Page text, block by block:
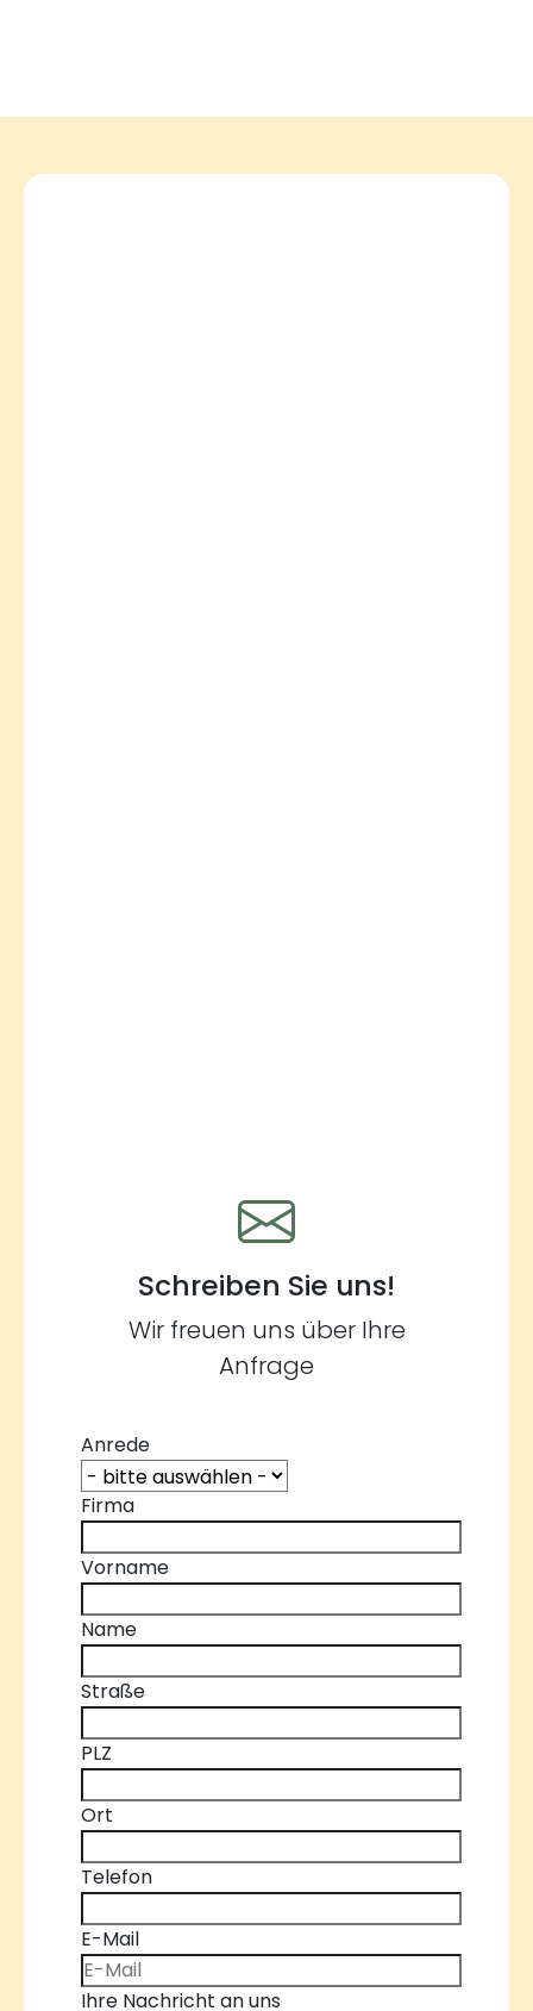
Schreiben Sie uns!
Wir freuen uns über Ihre
Anfrage
Anrede
Firma
Vorname
Name
Straße
PLZ
Ort
Telefon
E-Mail
Ihre Nachricht an uns